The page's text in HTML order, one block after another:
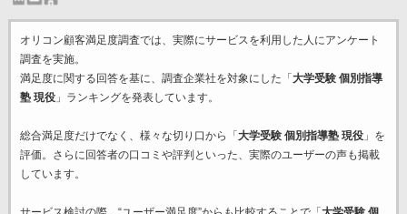
オリコン顧客満足度調査では、実際にサービスを利用した 人にアンケート
調査を実施。
満足度に関する回答を基に、調査企業社を対象にした「 大学受験 個別指導
塾 現役」ランキングを発表しています。
総合満足度だけでなく、様々な切り口から「 大学受験 個別指導塾 現役」を
評価。さらに回答者の口コミや評判といった、実際のユーザーの声も掲載
しています。